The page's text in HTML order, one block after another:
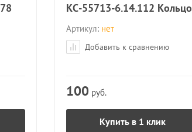
КС-55713-6.14.112 Кольцо
Артикул:нет
Добавить к сравнению
100 руб.
Купить в 1 клик